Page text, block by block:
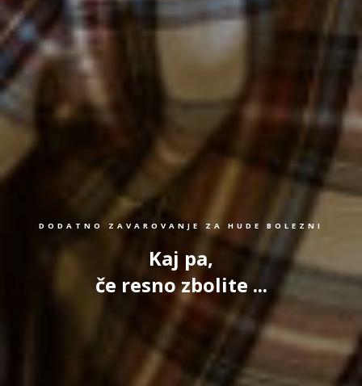
DODATNO ZAVAROVANJE ZA HUDE BOLEZNI
Kaj pa,
če resno zbolite ...